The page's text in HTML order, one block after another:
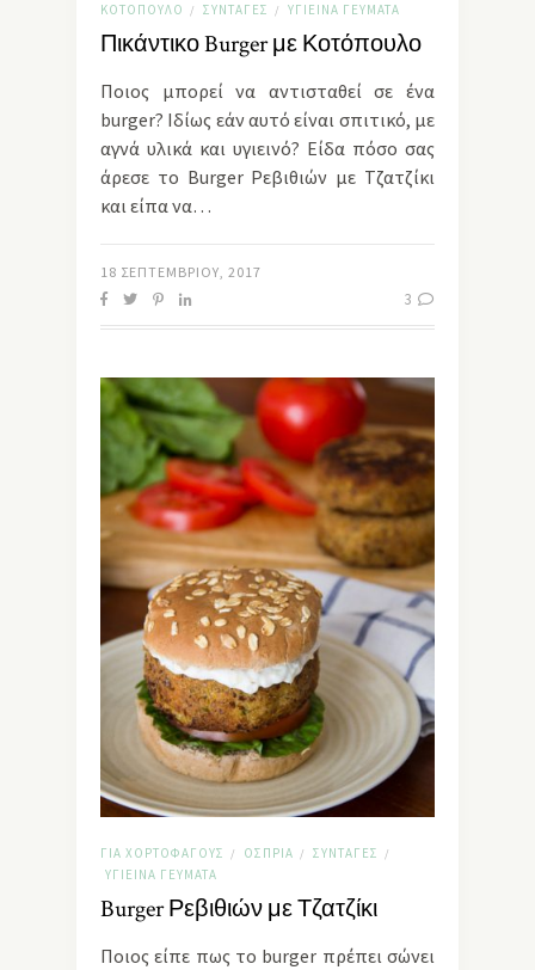
ΚΟΤΌΠΟΥΛΟ / ΣΥΝΤΑΓΈΣ / ΥΓΙΕΙΝΆ ΓΕΎΜΑΤΑ
Πικάντικο Burger με Κοτόπουλο
Ποιος μπορεί να αντισταθεί σε ένα
burger? Ιδίως εάν αυτό είναι σπιτικό, με
αγνά υλικά και υγιεινό? Είδα πόσο σας
άρεσε το Burger Ρεβιθιών με Τζατζίκι
και είπα να…
18 ΣΕΠΤΕΜΒΡΊΟΥ, 2017
3
ΓΙΑ ΧΟΡΤΟΦΆΓΟΥΣ / ΌΣΠΡΙΑ / ΣΥΝΤΑΓΈΣ /
ΥΓΙΕΙΝΆ ΓΕΎΜΑΤΑ
Burger Ρεβιθιών με Τζατζίκι
Ποιος είπε πως το burger πρέπει σώνει